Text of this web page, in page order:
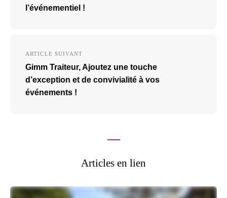
l’article
l’événementiel !
ARTICLE SUIVANT
Gimm Traiteur, Ajoutez une touche
d’exception et de convivialité à vos
événements !
Articles en lien